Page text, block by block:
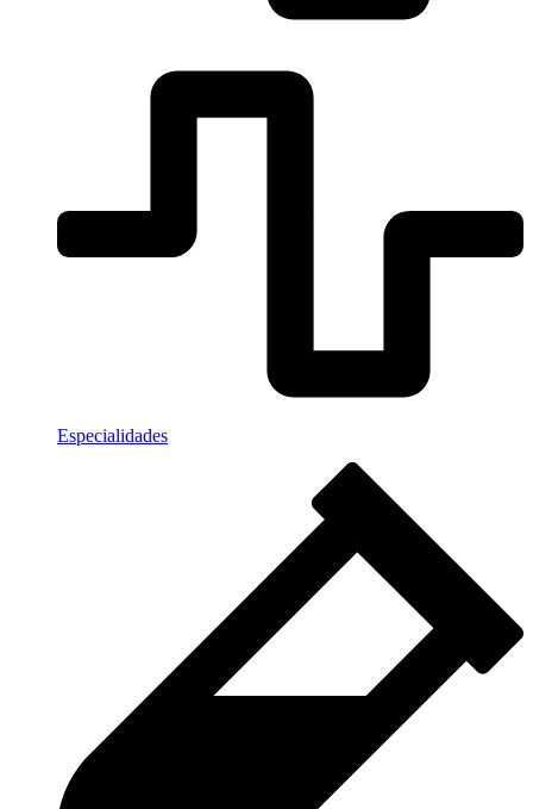
Especialidades